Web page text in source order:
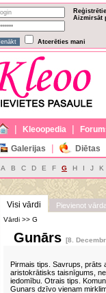
Aizmirsāt
Atcerēties mani
| Kleoopedia |
Galerijas
| Diētas
A B C D E F G H I J K
Visi vārdi Pievienot
Vārdi >> G
Gunārs [8.
Pirmais tips. Savrups, prāts
aristokrātisks taisnīgums,
iedomību. Otrais tips.
Gunars dzīvo vienam